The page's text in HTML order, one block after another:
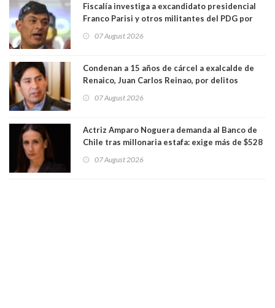
Fiscalía investiga a excandidato presidencial
Franco Parisi y otros militantes del PDG por
07 August 2026
Condenan a 15 años de cárcel a exalcalde de
Renaico, Juan Carlos Reinao, por delitos
07 August 2026
Actriz Amparo Noguera demanda al Banco de
Chile tras millonaria estafa: exige más de $528
07 August 2026